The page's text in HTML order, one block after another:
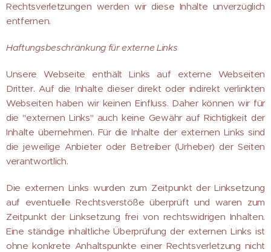
Rechtsverletzungen werden wir diese Inhalte unverzüglich
entfernen.
Haftungsbeschränkung für externe Links
Unsere Webseite enthält Links auf externe Webseiten
Dritter. Auf die Inhalte dieser direkt oder indirekt verlinkten
Webseiten haben wir keinen Einfluss. Daher können wir für
die "externen Links" auch keine Gewähr auf Richtigkeit der
Inhalte übernehmen. Für die Inhalte der externen Links sind
die jeweilige Anbieter oder Betreiber (Urheber) der Seiten
verantwortlich.
Die externen Links wurden zum Zeitpunkt der Linksetzung
auf eventuelle Rechtsverstöße überprüft und waren zum
Zeitpunkt der Linksetzung frei von rechtswidrigen Inhalten.
Eine ständige inhaltliche Überprüfung der externen Links ist
ohne konkrete Anhaltspunkte einer Rechtsverletzung nicht